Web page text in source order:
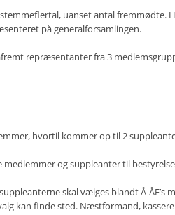
uanset antal fremmødte.
på generalforsamlingen.
repræsentanter fra 3
til
hvortil kommer op til 2
medlemmer og suppleanter til
skal vælges blandt Å-
kan finde sted. Næstformand,